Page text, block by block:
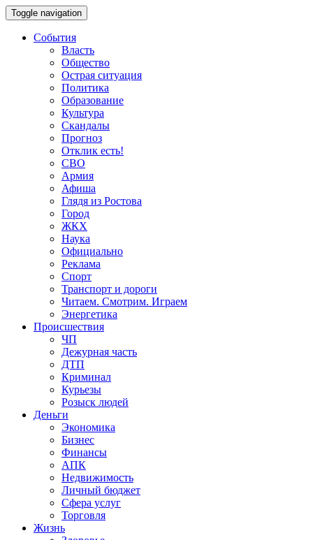
Toggle navigation
События
Власть
Общество
Острая ситуация
Политика
Образование
Культура
Скандалы
Прогноз
Отклик есть!
СВО
Армия
Афиша
Глядя из Ростова
Город
ЖКХ
Наука
Официально
Реклама
Спорт
Транспорт и дороги
Читаем. Смотрим. Играем
Энергетика
Происшествия
ЧП
Дежурная часть
ДТП
Криминал
Курьезы
Розыск людей
Деньги
Экономика
Бизнес
Финансы
АПК
Недвижимость
Личный бюджет
Сфера услуг
Торговля
Жизнь